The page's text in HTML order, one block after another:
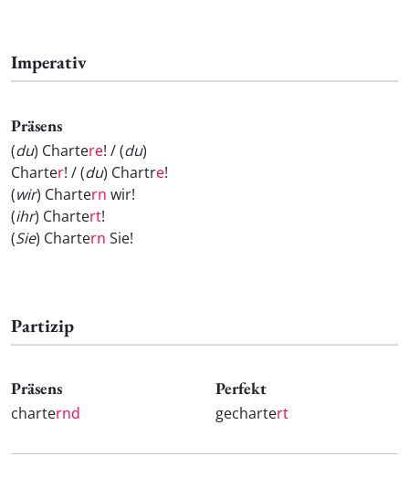
Imperativ
Präsens
(du) Chartere! / (du)
Charter! / (du) Chartre!
(wir) Chartern wir!
(ihr) Chartert!
(Sie) Chartern Sie!
Partizip
Präsens
charternd
Perfekt
gechartert